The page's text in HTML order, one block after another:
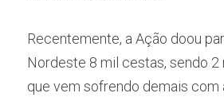
Recentemente, a Ação doou
Nordeste 8 mil cestas, sendo 2
que vem sofrendo demais com